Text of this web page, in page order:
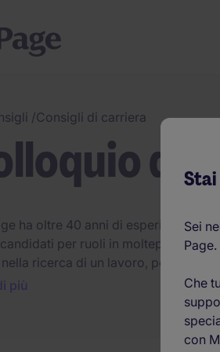
/Consigli di carriera
di
ha oltre 40 anni di esperienza
per ruoli in molteplici
ricerca di un lavoro,
per far progredire le persone di
o professionisti esperti, un
persone che temono l'incontro
a domande impegnative e vendersi
Stai
Sei
Page.
Che
con